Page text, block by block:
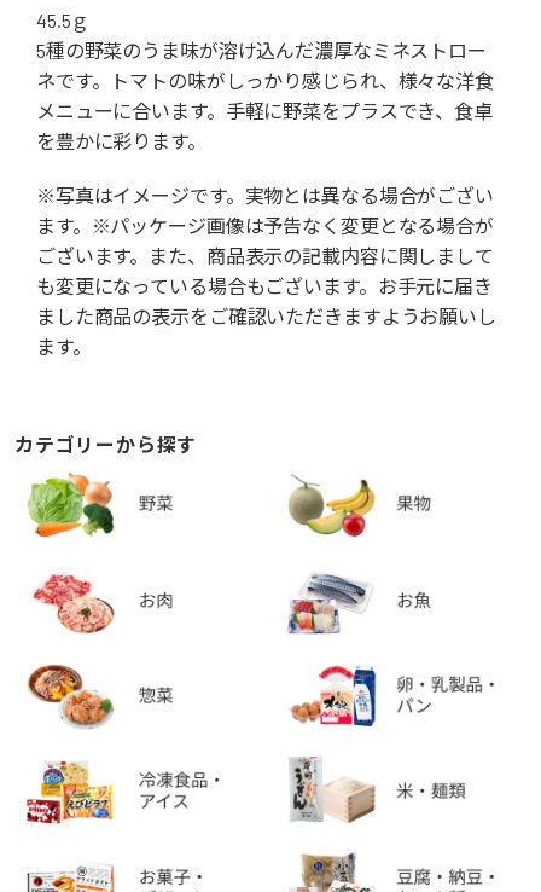
45.5ｇ
5種の野菜のうま味が溶け込んだ濃厚なミネストロー
ネです。トマトの味がしっかり感じられ、様々な洋食
メニューに合います。手軽に野菜をプラスでき、食卓
を豊かに彩ります。
※写真はイメージです。実物とは異なる場合がござい
ます。※パッケージ画像は予告なく変更となる場合が
ございます。また、商品表示の記載内容に関しまして
も変更になっている場合もございます。お手元に届き
ました商品の表示をご確認いただきますようお願いし
ます。
カテゴリーから探す